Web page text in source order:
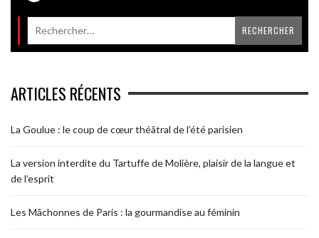
ARTICLES RÉCENTS
La Goulue : le coup de cœur théâtral de l’été parisien
La version interdite du Tartuffe de Molière, plaisir de la langue et
de l’esprit
Les Mâchonnes de Paris : la gourmandise au féminin